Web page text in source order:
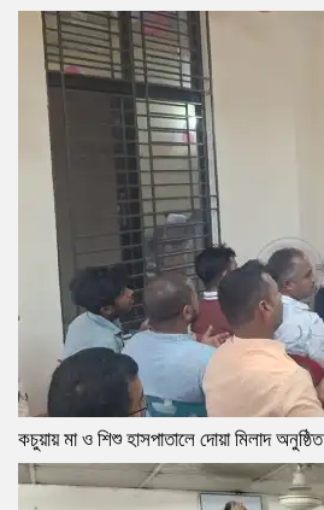
কচুয়ায় মা ও শিশু হাসপাতালে দোয়া মিলাদ অনুষ্ঠিত